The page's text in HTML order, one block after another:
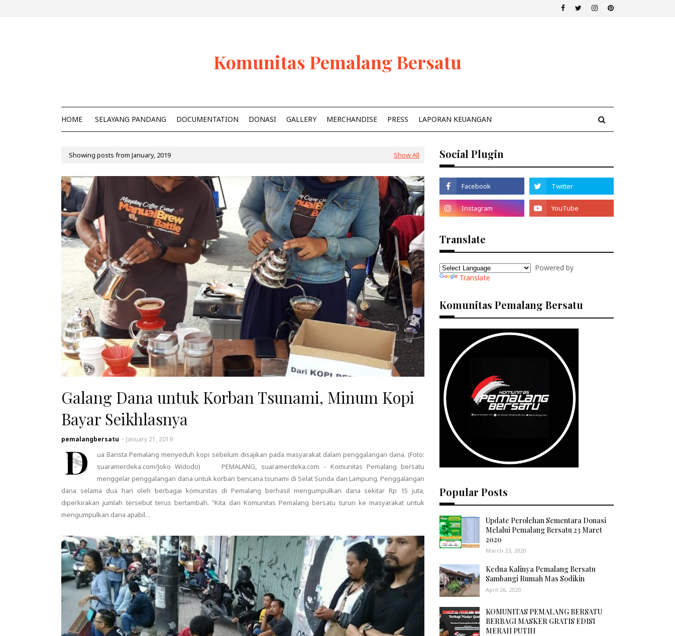
Komunitas Pemalang Bersatu
HOME SELAYANG PANDANG DOCUMENTATION DONASI GALLERY MERCHANDISE PRESS LAPORAN KEUANGAN
Showing posts from January, 2019 Show All
Galang Dana untuk Korban Tsunami, Minum Kopi
Bayar Seikhlasnya
pemalangbersatu - January 21, 2019
D
ua Barista Pemalang menyeduh kopi sebelum disajikan pada masyarakat dalam penggalangan dana. (Foto:
suaramerdeka.com/Joko Widodo) PEMALANG, suaramerdeka.com - Komunitas Pemalang bersatu
menggelar penggalangan dana untuk korban bencana tsunami di Selat Sunda dan Lampung. Penggalangan
dana selama dua hari oleh berbagai komunitas di Pemalang berhasil mengumpulkan dana sekitar Rp 15 juta,
diperkirakan jumlah tersebut terus bertambah. "Kita dari Komunitas Pemalang bersatu turun ke masyarakat untuk
mengumpulkan dana apabil…
Social Plugin
Translate
Powered by
Translate
Komunitas Pemalang Bersatu
Popular Posts
Update Perolehan Sementara Donasi
Melalui Pemalang Bersatu 23 Maret
2020
March 23, 2020
Kedua Kalinya Pemalang Bersatu
Sambangi Rumah Mas Sodikin
April 26, 2020
KOMUNITAS PEMALANG BERSATU
BERBAGI MASKER GRATIS EDISI
MERAH PUTIH